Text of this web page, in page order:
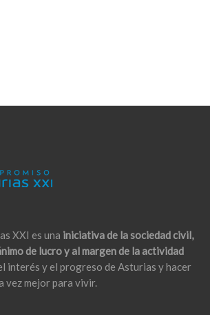
XXI es una iniciativa de la sociedad civil,
de lucro y al margen de la actividad
interés y el progreso de Asturias y hacer
vez mejor para vivir.